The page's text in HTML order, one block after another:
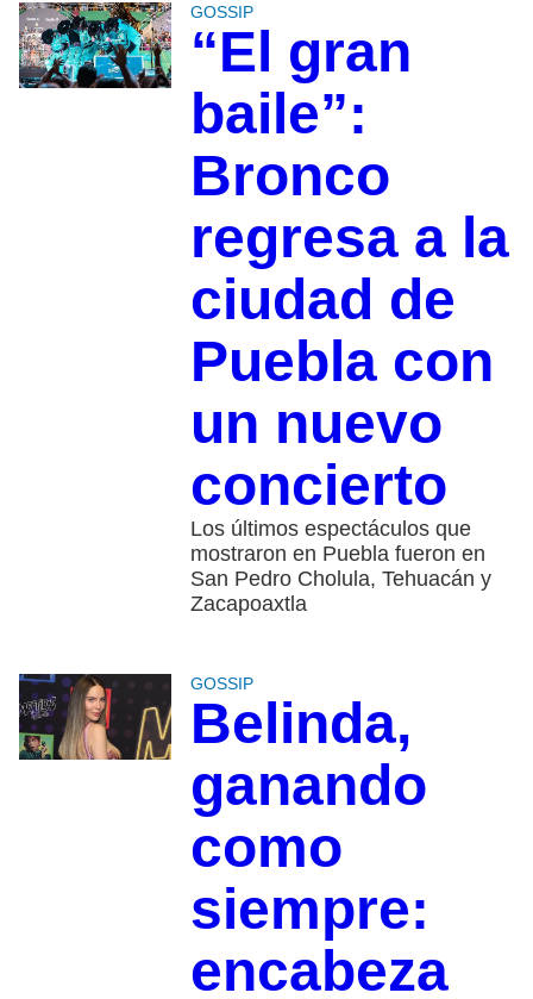
GOSSIP
“El gran
baile”:
Bronco
regresa a la
ciudad de
Puebla con
un nuevo
concierto
Los últimos espectáculos que
mostraron en Puebla fueron en
San Pedro Cholula, Tehuacán y
Zacapoaxtla
GOSSIP
Belinda,
ganando
como
siempre:
encabeza